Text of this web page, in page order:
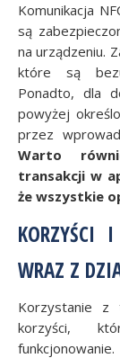
Komunikacja
są
na urządzeniu.
które są
Ponadto, dla
powyżej
przez
Warto
transakcji w
że wszystkie
KORZYŚCI
WRAZ Z
Korzystanie z
korzyści,
funkcjonowanie.